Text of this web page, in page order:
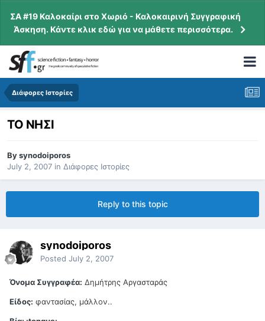
ΣΑ #19 Καλοκαίρι στο Χωριό - Καλοκαιρινή Συγγραφική
Άσκηση. Κάντε κλικ εδώ για να μάθετε περισσότερα.
Διάφορες Ιστορίες
ΤΟ ΝΗΣΙ
Bysynodoiporos
July 2, 2007 in Διάφορες Ιστορίες
Reply to this topic
synodoiporos
Posted July 2, 2007
Όνομα Συγγραφέα: Δημήτρης Αργασταράς
Είδος: φαντασίας, μάλλον..